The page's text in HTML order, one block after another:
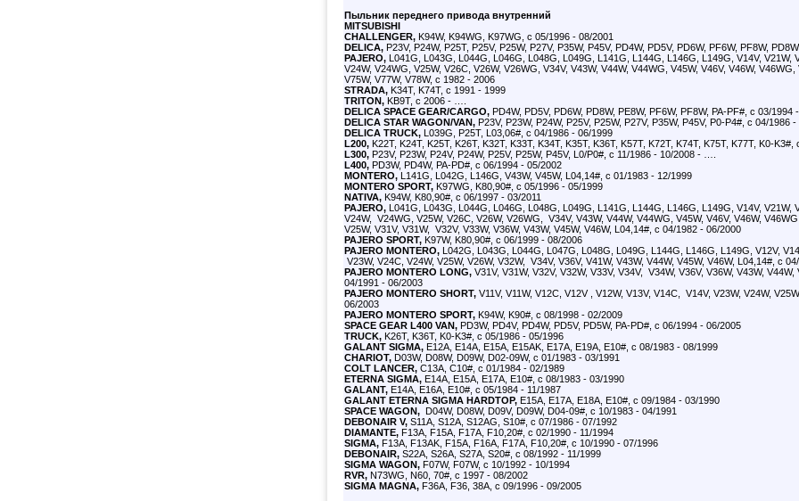
Пыльник переднего привода внутренний
MITSUBISHI
CHALLENGER, K94W, K94WG, K97WG, с 05/1996 - 08/2001
DELICA, P23V, P24W, P25T, P25V, P25W, P27V, P35W, P45V, PD4W, PD5V, PD6W, PF6W, PF8W,
PAJERO, L041G, L043G, L044G, L046G, L048G, L049G, L141G, L144G, L146G, L149G, V14V, V21W,
V24W, V24WG, V25W, V26C, V26W, V26WG, V34V, V43W, V44W, V44WG, V45W, V46V, V46W,
V75W, V77W, V78W, с 1982 - 2006
STRADA, K34T, K74T, с 1991 - 1999
TRITON, KB9T, с 2006 - ….
DELICA SPACE GEAR/CARGO, PD4W, PD5V, PD6W, PD8W, PE8W, PF6W, PF8W, PA-PF#, с 03/1994
DELICA STAR WAGON/VAN, P23V, P23W, P24W, P25V, P25W, P27V, P35W, P45V, P0-P4#, с 04/1986
DELICA TRUCK, L039G, P25T, L03,06#, с 04/1986 - 06/1999
L200, K22T, K24T, K25T, K26T, K32T, K33T, K34T, K35T, K36T, K57T, K72T, K74T, K75T, K77T, K0-
L300, P23V, P23W, P24V, P24W, P25V, P25W, P45V, L0/P0#, с 11/1986 - 10/2008 - ….
L400, PD3W, PD4W, PA-PD#, с 06/1994 - 05/2002
MONTERO, L141G, L042G, L146G, V43W, V45W, L04,14#, с 01/1983 - 12/1999
MONTERO SPORT, K97WG, K80,90#, с 05/1996 - 05/1999
NATIVA, K94W, K80,90#, с 06/1997 - 03/2011
PAJERO, L041G, L043G, L044G, L046G, L048G, L049G, L141G, L144G, L146G, L149G, V14V, V21W,
V24W, V24WG, V25W, V26C, V26W, V26WG, V34V, V43W, V44W, V44WG, V45W, V46V, V46W,
V25W, V31V, V31W, V32V, V33W, V36W, V43W, V45W, V46W, L04,14#, с 04/1982 - 06/2000
PAJERO SPORT, K97W, K80,90#, с 06/1999 - 08/2006
PAJERO MONTERO, L042G, L043G, L044G, L047G, L048G, L049G, L144G, L146G, L149G, V12V,
V23W, V24C, V24W, V25W, V26W, V32W, V34V, V36V, V41W, V43W, V44W, V45W, V46W, L04,14#, с
PAJERO MONTERO LONG, V31V, V31W, V32V, V32W, V33V, V34V, V34W, V36V, V36W, V43W,
04/1991 - 06/2003
PAJERO MONTERO SHORT, V11V, V11W, V12C, V12V , V12W, V13V, V14C, V14V, V23W, V24W,
06/2003
PAJERO MONTERO SPORT, K94W, K90#, с 08/1998 - 02/2009
SPACE GEAR L400 VAN, PD3W, PD4V, PD4W, PD5V, PD5W, PA-PD#, с 06/1994 - 06/2005
TRUCK, K26T, K36T, K0-K3#, с 05/1986 - 05/1996
GALANT SIGMA, E12A, E14A, E15A, E15AK, E17A, E19A, E10#, с 08/1983 - 08/1999
CHARIOT, D03W, D08W, D09W, D02-09W, с 01/1983 - 03/1991
COLT LANCER, C13A, C10#, с 01/1984 - 02/1989
ETERNA SIGMA, E14A, E15A, E17A, E10#, с 08/1983 - 03/1990
GALANT, E14A, E16A, E10#, с 05/1984 - 11/1987
GALANT ETERNA SIGMA HARDTOP, E15A, E17A, E18A, E10#, с 09/1984 - 03/1990
SPACE WAGON, D04W, D08W, D09V, D09W, D04-09#, с 10/1983 - 04/1991
DEBONAIR V, S11A, S12A, S12AG, S10#, с 07/1986 - 07/1992
DIAMANTE, F13A, F15A, F17A, F10,20#, с 02/1990 - 11/1994
SIGMA, F13A, F13AK, F15A, F16A, F17A, F10,20#, с 10/1990 - 07/1996
DEBONAIR, S22A, S26A, S27A, S20#, с 08/1992 - 11/1999
SIGMA WAGON, F07W, F07W, с 10/1992 - 10/1994
RVR, N73WG, N60, 70#, с 1997 - 08/2002
SIGMA MAGNA, F36A, F36, 38A, с 09/1996 - 09/2005